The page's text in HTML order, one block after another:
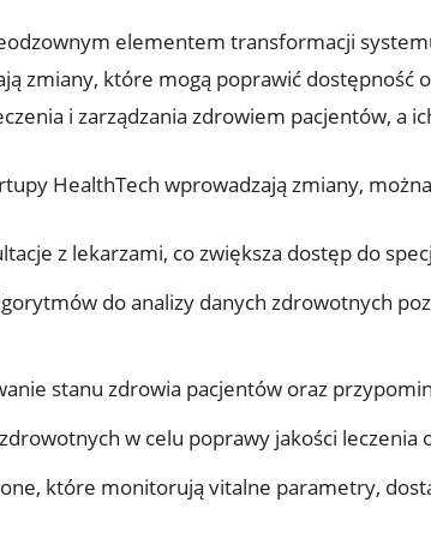
elementem transformacji
zmiany, które mogą poprawić dostępność
i zarządzania zdrowiem pacjentów, a
HealthTech wprowadzają zmiany,
z lekarzami, co zwiększa dostęp do
do analizy danych zdrowotnych
stanu zdrowia pacjentów oraz
w celu poprawy jakości
które monitorują vitalne parametry,